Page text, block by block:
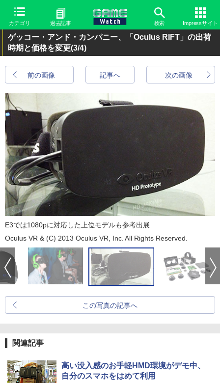
カテゴリ 過去記事 検索 Impressサイト
ゲッコー・アンド・カンパニー、「Oculus RIFT」の出荷
時期と価格を変更(3/4)
前の画像 次の画像
記事へ
E3では1080pに対応した上位モデルも参考出展
Oculus VR & (C) 2013 Oculus VR, Inc. All Rights Reserved.
この写真の記事へ
関連記事
高い没入感のお手軽HMD環境がデモ中、
自分のスマホをはめて利用